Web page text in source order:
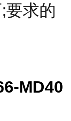
要求的
MD40